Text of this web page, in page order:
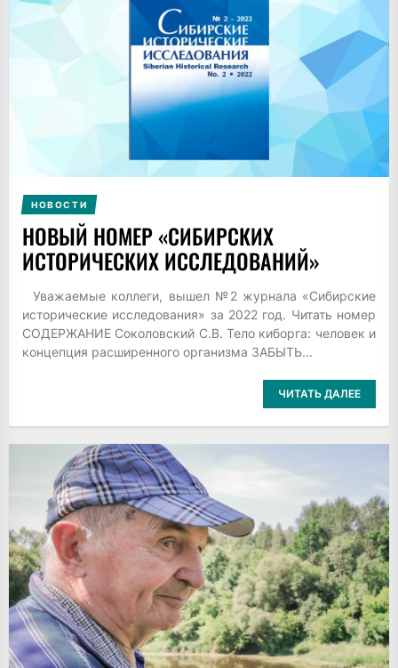
НОВОСТИ
НОВЫЙ НОМЕР «СИБИРСКИХ
ИСТОРИЧЕСКИХ ИССЛЕДОВАНИЙ»
Уважаемые коллеги, вышел №2 журнала «Сибирские
исторические исследования» за 2022 год. Читать номер
СОДЕРЖАНИЕ Соколовский С.В. Тело киборга: человек и
концепция расширенного организма ЗАБЫТЬ...
ЧИТАТЬ ДАЛЕЕ